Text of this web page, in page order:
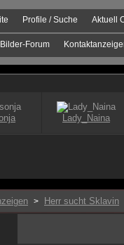
Aktuell
Profile / Suche
Bilder-Forum
> Herr sucht Sklavin